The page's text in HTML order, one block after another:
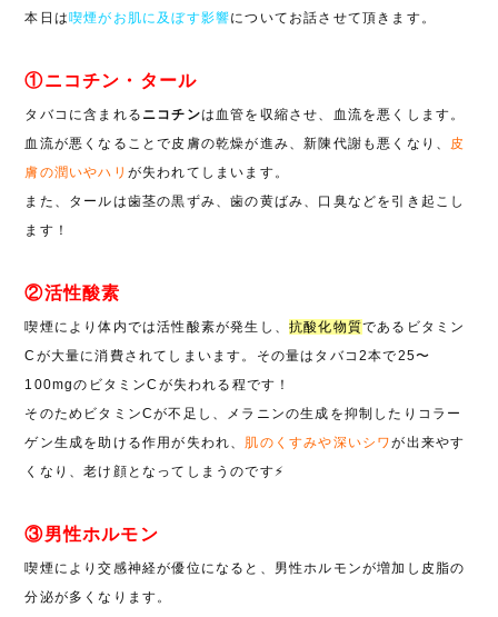
本日は喫煙がお肌に及ぼす影響についてお話させて頂きます。
①ニコチン・タール
タバコに含まれる ニコチンは血管を収縮させ、血流を悪くします。
血流が悪くなることで皮膚の乾燥が進み、新陳代謝も悪くなり、 皮
膚の潤いやハリ が失われてしまいます。
また、タールは歯茎の黒ずみ、歯の黄ばみ、口臭などを引き起こし
ます！
②活性酸素
喫煙により体内では活性酸素が発生し、 抗酸化物質であるビタミン
C が大量に消費されてしまいます。その量はタバコ 2本で25〜
100mgのビタミンC が失われる程です！
そのためビタミンCが不足し、メラニンの生成を抑制したりコラー
ゲン生成を助ける作用が失われ、 肌のくすみや深いシワが出来やす
くなり、老け顔となってしまうのです⚡️
③男性ホルモン
喫煙により交感神経が優位になると、男性ホルモンが増加し皮脂の
分泌が多くなります。